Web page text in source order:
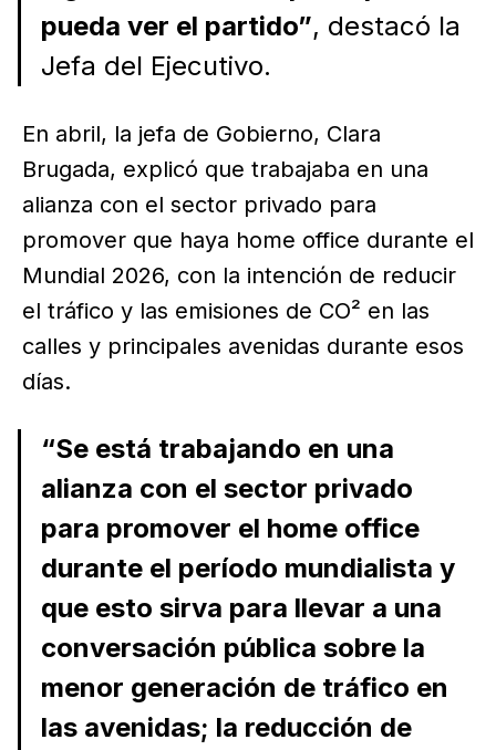
pueda ver el partido”, destacó la
Jefa del Ejecutivo.
En abril, la jefa de Gobierno, Clara
Brugada, explicó que trabajaba en una
alianza con el sector privado para
promover que haya home office durante el
Mundial 2026, con la intención de reducir
el tráfico y las emisiones de CO² en las
calles y principales avenidas durante esos
días.
“Se está trabajando en una
alianza con el sector privado
para promover el home office
durante el período mundialista y
que esto sirva para llevar a una
conversación pública sobre la
menor generación de tráfico en
las avenidas; la reducción de